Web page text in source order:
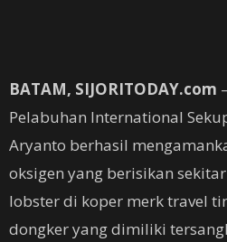
BATAM, SIJORITODAY.com
Pelabuhan International
Aryanto berhasil
oksigen yang berisikan
lobster di koper merk travel
dongker yang dimiliki